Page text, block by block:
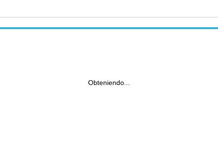
Obteniendo...